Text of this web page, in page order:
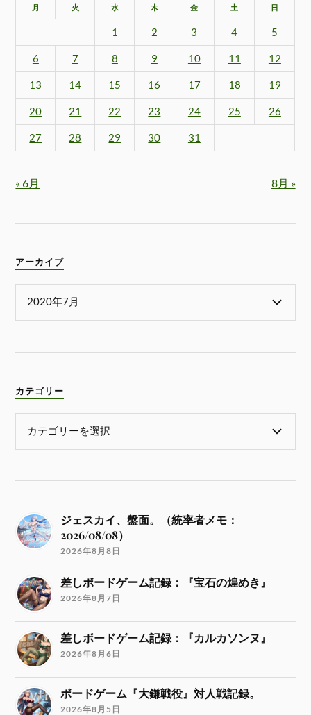
月 火 水 木 金 土 日
1 2 3 4 5
6 7 8 9 10 11 12
13 14 15 16 17 18 19
20 21 22 23 24 25 26
27 28 29 30 31
« 6月 8月 »
アーカイブ
カテゴリー
ジェスカイ、盤面。（統率者メモ：
2026/08/08）
2026年8月8日
差しボードゲーム記録：『宝石の煌めき』
2026年8月7日
差しボードゲーム記録：『カルカソンヌ』
2026年8月6日
ボードゲーム『大鎌戦役』対人戦記録。
2026年8月5日